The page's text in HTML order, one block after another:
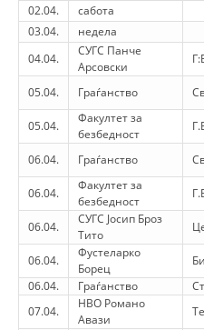
HISTORY OF
HISTORY
MEMBERSHIP IN
LAW OF
02.04.
сабота
03.04.
недела
04.04.
СУГС Панче
Арсовски
05.04. Граѓанство
05.04.
Факултет за
безбедност
06.04. Граѓанство
06.04.
Факултет за
безбедност
06.04.
СУГС Јосип Броз
Тито
06.04.
Фустеларко
Борец
06.04.
Граѓанство
07.04.
НВО Романо
Авази